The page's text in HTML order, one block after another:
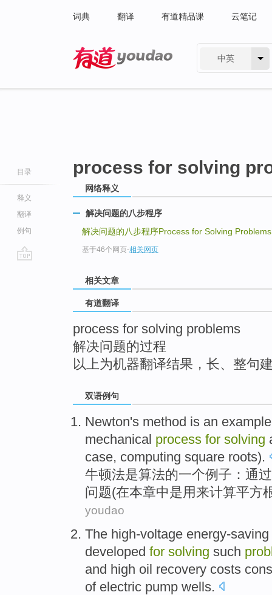
词典 翻译 有道精品课 云笔记
中英
目录
释义
翻译
例句
process for solving
网络释义
解决问题的八步程序
解决问题的八步程序Process for Solving Problems
基于46个网页-相关网页
相关文章
有道翻译
process for solving problems
解决问题的过程
以上为机器翻译结果，长、整句
双语例句
Newton's method is an example
mechanical process for solving
case, computing square roots).
牛顿法是算法的一个例子 ： 通
问题(在本章中是用来计算平方
youdao
The high-voltage energy-saving
developed for solving such
and high oil recovery costs
ofelectric pump wells.